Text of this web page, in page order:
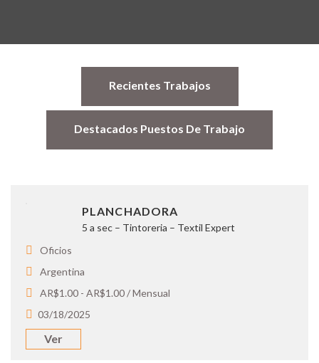
Recientes Trabajos
Destacados Puestos De Trabajo
PLANCHADORA
5 a sec – Tintoreria – Textil Expert
Oficios
Argentina
AR$1.00 - AR$1.00 / Mensual
03/18/2025
Ver